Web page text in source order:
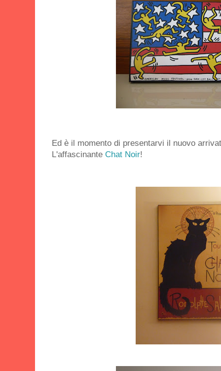
Ed è il momento di presentarvi il nuovo
L'affascinante Chat Noir!